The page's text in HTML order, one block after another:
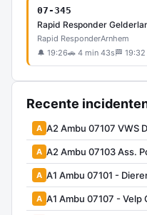
07-345
Rapid Responder
Rapid ResponderArnhem
🔔 19:26🚗 4 min 43s 🏁 19:32
Recente
A A2 Ambu 07107 VWS
A A2 Ambu 07103 Ass.
A A1 Ambu 07101 -
A A1 Ambu 07107 - Velp